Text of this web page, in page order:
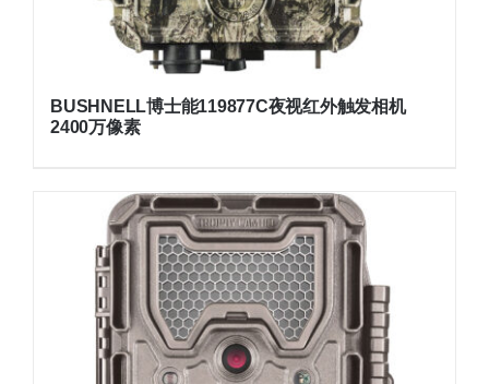
BUSHNELL博士能119877C夜视红外触发相机
2400万像素